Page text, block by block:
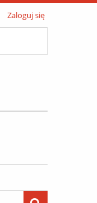
Zaloguj się